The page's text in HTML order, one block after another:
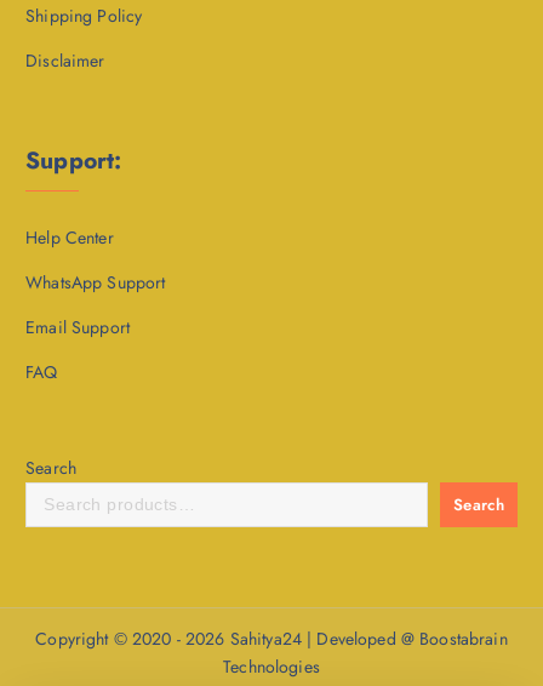
Shipping Policy
Disclaimer
Support:
Help Center
WhatsApp Support
Email Support
FAQ
Search
Search
Copyright © 2020 - 2026 Sahitya24 | Developed @ Boostabrain
Technologies